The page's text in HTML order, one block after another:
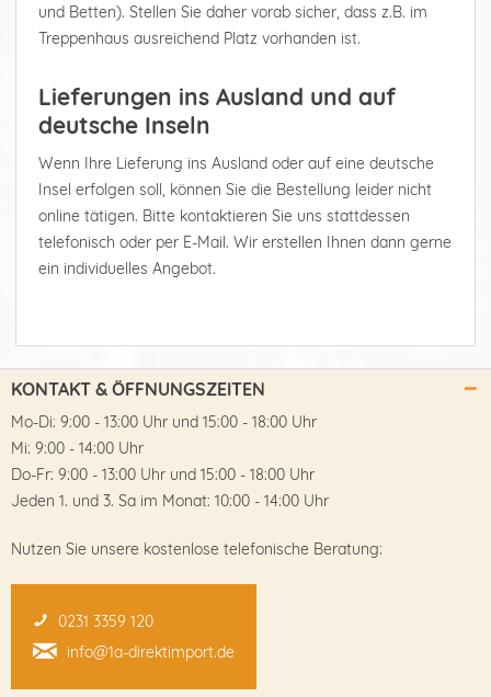
und Betten). Stellen Sie daher vorab sicher, dass z.B. im
Treppenhaus ausreichend Platz vorhanden ist.
Lieferungen ins Ausland und auf
deutsche Inseln
Wenn Ihre Lieferung ins Ausland oder auf eine deutsche
Insel erfolgen soll, können Sie die Bestellung leider nicht
online tätigen. Bitte kontaktieren Sie uns stattdessen
telefonisch oder per E-Mail. Wir erstellen Ihnen dann gerne
ein individuelles Angebot.
KONTAKT & ÖFFNUNGSZEITEN
Mo-Di: 9:00 - 13:00 Uhr und 15:00 - 18:00 Uhr
Mi: 9:00 - 14:00 Uhr
Do-Fr: 9:00 - 13:00 Uhr und 15:00 - 18:00 Uhr
Jeden 1. und 3. Sa im Monat: 10:00 - 14:00 Uhr
Nutzen Sie unsere kostenlose telefonische Beratung:
0231 3359 120
info@1a-direktimport.de